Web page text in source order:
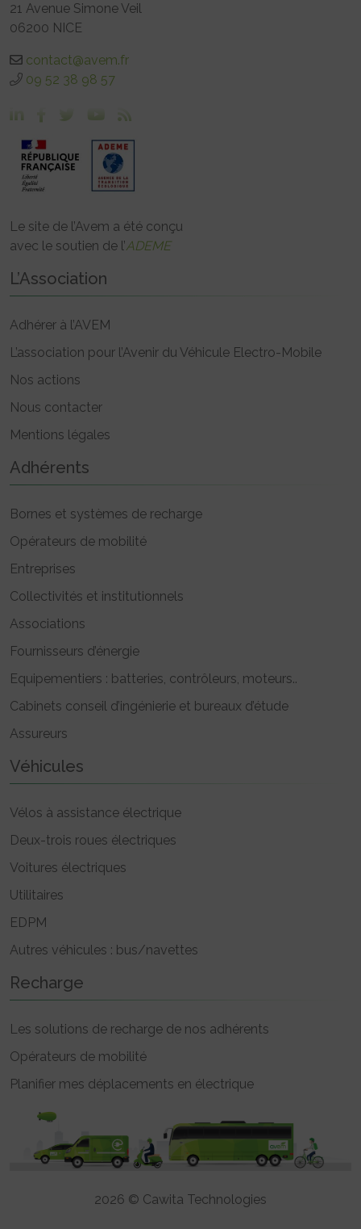
21 Avenue Simone Veil
06200 NICE
contact@avem.fr
09 52 38 98 57
Le site de l’Avem a été conçu
avec le soutien de l’ADEME
L’Association
Adhérer à l’AVEM
L’association pour l’Avenir du Véhicule Electro-Mobile
Nos actions
Nous contacter
Mentions légales
Adhérents
Bornes et systèmes de recharge
Opérateurs de mobilité
Entreprises
Collectivités et institutionnels
Associations
Fournisseurs d’énergie
Equipementiers : batteries, contrôleurs, moteurs..
Cabinets conseil d’ingénierie et bureaux d’étude
Assureurs
Véhicules
Vélos à assistance électrique
Deux-trois roues électriques
Voitures électriques
Utilitaires
EDPM
Autres véhicules : bus/navettes
Recharge
Les solutions de recharge de nos adhérents
Opérateurs de mobilité
Planifier mes déplacements en électrique
2026 © Cawita Technologies